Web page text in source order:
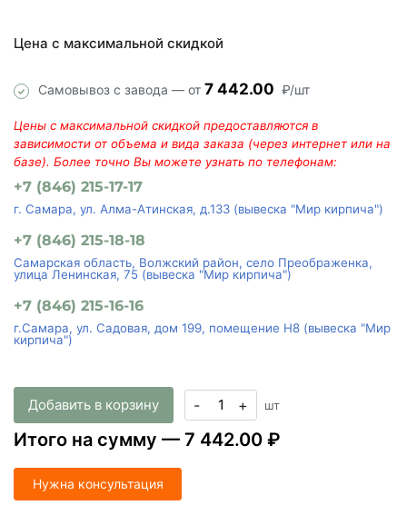
Цена с максимальной скидкой
Самовывоз с завода — от 7 442.00 ₽/шт
Цены с максимальной скидкой предоставляются в
зависимости от объема и вида заказа (через интернет или на
базе). Более точно Вы можете узнать по телефонам:
+7 (846) 215-17-17
г. Самара, ул. Алма-Атинская, д.133 (вывеска "Мир кирпича")
+7 (846) 215-18-18
Самарская область, Волжский район, село Преображенка,
улица Ленинская, 75 (вывеска "Мир кирпича")
+7 (846) 215-16-16
г.Самара, ул. Садовая, дом 199, помещение Н8 (вывеска "Мир
кирпича")
Добавить в корзину - + шт
Итого на сумму — 7 442.00 ₽
Нужна консультация